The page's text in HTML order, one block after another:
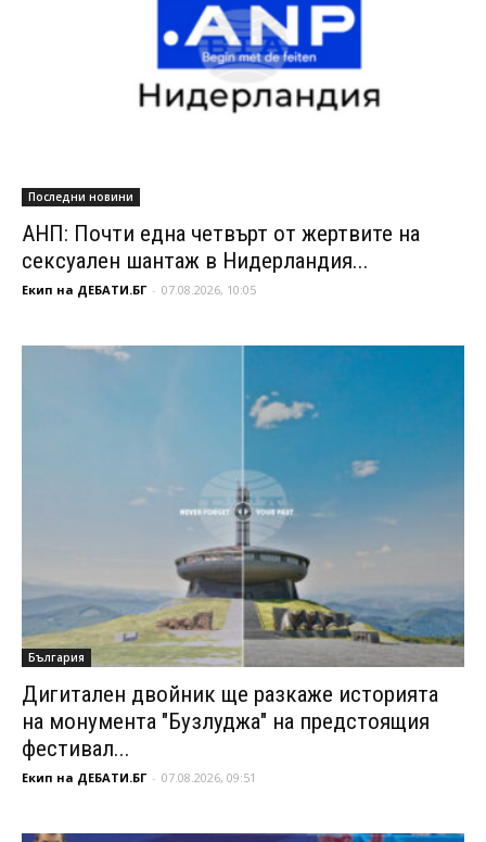
Последни новини
АНП: Почти една четвърт от жертвите на
сексуален шантаж в Нидерландия...
Екип на ДЕБАТИ.БГ - 07.08.2026, 10:05
България
Дигитален двойник ще разкаже историята
на монумента "Бузлуджа" на предстоящия
фестивал...
Екип на ДЕБАТИ.БГ - 07.08.2026, 09:51